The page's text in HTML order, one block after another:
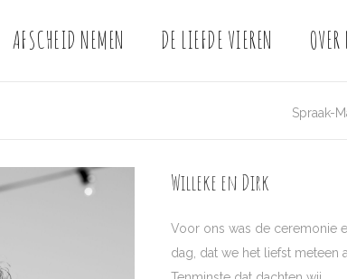
AFSCHEID NEMEN DE LIEFDE VIEREN
Spraak-
Willeke en Dirk
Voor ons was de ceremonie
dag, dat we het liefst meteen